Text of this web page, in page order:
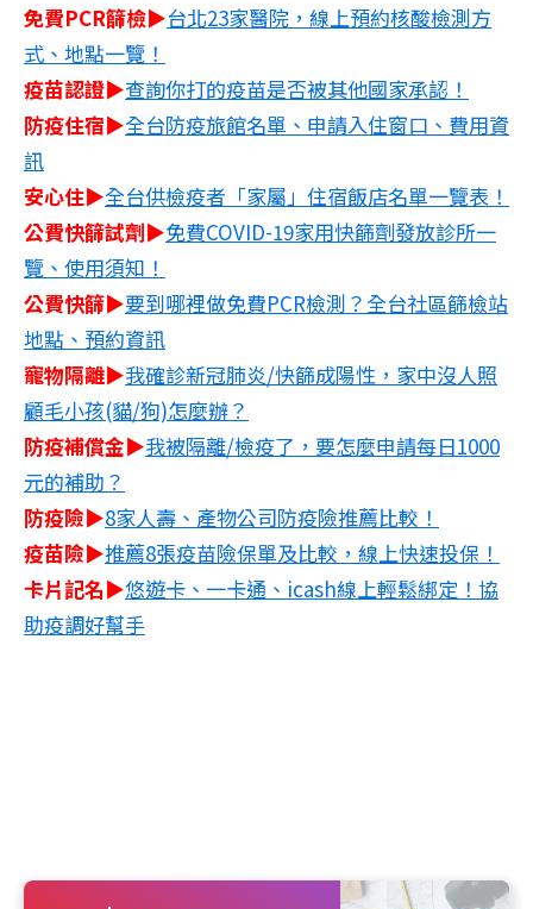
免費PCR篩檢▶台北23家醫院，線上預約核酸檢測方
式、地點一覽！
疫苗認證▶查詢你打的疫苗是否被其他國家承認！
防疫住宿▶全台防疫旅館名單、申請入住窗口、費用資
訊
安心住▶全台供檢疫者「家屬」住宿飯店名單一覽表！
公費快篩試劑▶免費COVID-19家用快篩劑發放診所一
覽、使用須知！
公費快篩▶要到哪裡做免費PCR檢測？全台社區篩檢站
地點、預約資訊
寵物隔離▶我確診新冠肺炎/快篩成陽性，家中沒人照
顧毛小孩(貓/狗)怎麼辦？
防疫補償金▶我被隔離/檢疫了，要怎麼申請每日1000
元的補助？
防疫險▶8家人壽、產物公司防疫險推薦比較！
疫苗險▶推薦8張疫苗險保單及比較，線上快速投保！
卡片記名▶悠遊卡、一卡通、icash線上輕鬆綁定！協
助疫調好幫手